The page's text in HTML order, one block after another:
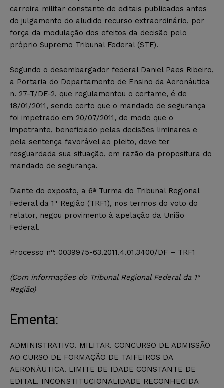
carreira militar constante de editais publicados antes
do julgamento do aludido recurso extraordinário, por
força da modulação dos efeitos da decisão pelo
próprio Supremo Tribunal Federal (STF).
Segundo o desembargador federal Daniel Paes Ribeiro,
a Portaria do Departamento de Ensino da Aeronáutica
n. 27-T/DE-2, que regulamentou o certame, é de
18/01/2011, sendo certo que o mandado de segurança
foi impetrado em 20/07/2011, de modo que o
impetrante, beneficiado pelas decisões liminares e
pela sentença favorável ao pleito, deve ter
resguardada sua situação, em razão da propositura do
mandado de segurança.
Diante do exposto, a 6ª Turma do Tribunal Regional
Federal da 1ª Região (TRF1), nos termos do voto do
relator, negou provimento à apelação da União
Federal.
Processo nº: 0039975-63.2011.4.01.3400/DF – TRF1
(Com informações do Tribunal Regional Federal da 1ª
Região)
Ementa:
ADMINISTRATIVO. MILITAR. CONCURSO DE ADMISSÃO
AO CURSO DE FORMAÇÃO DE TAIFEIROS DA
AERONÁUTICA. LIMITE DE IDADE CONSTANTE DE
EDITAL. INCONSTITUCIONALIDADE RECONHECIDA